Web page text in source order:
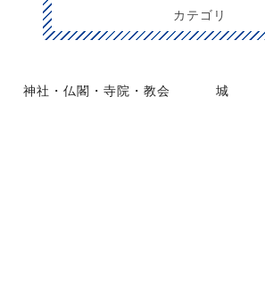
カテゴリ
神社・仏閣・寺院・教会 城